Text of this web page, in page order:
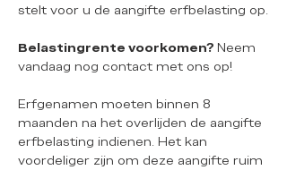
stelt voor u de aangifte erfbelasting op.
Belastingrente voorkomen? Neem
vandaag nog contact met ons op!
Erfgenamen moeten binnen 8
maanden na het overlijden de aangifte
erfbelasting indienen. Het kan
voordeliger zijn om deze aangifte ruim